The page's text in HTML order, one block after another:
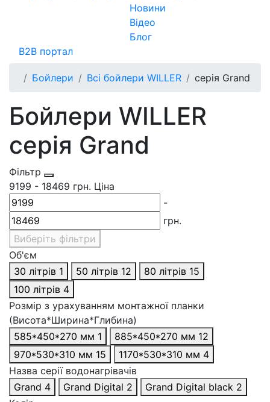
Новини
Відео
Блог
B2B портал
Бойлери Всі бойлери WILLER серія Grand
Бойлери WILLER
серія Grand
Фільтр
9199 - 18469 грн. Ціна
-
грн.
Виберіть фільтри
Об'єм
30 літрів 1 50 літрів 12 80 літрів 15
100 літрів 4
Розмір з урахуванням монтажної планки
(Висота*Ширина*Глибина)
585*450*270 мм 1 885*450*270 мм 12
970*530*310 мм 15 1170*530*310 мм 4
Назва серії водонагрівачів
Grand 4 Grand Digital 2 Grand Digital black 2